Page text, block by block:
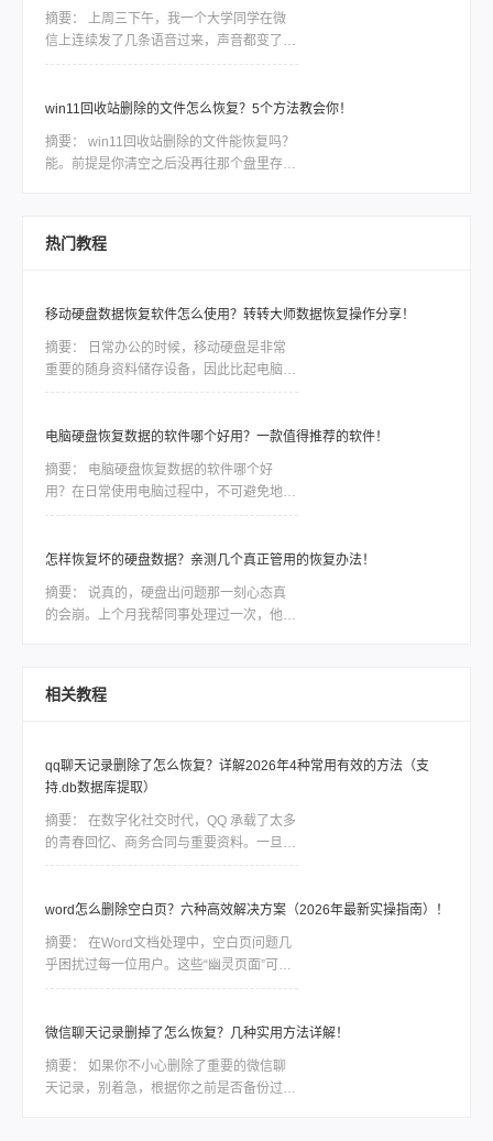
事阿杰电话里声音都有点抖——他老婆在文
件管理器里整理旅行照片，手一滑把整个文
摘要：
信上连续发了几条语音过来，声音都变了，
她说“完了完了，我把部门半年的项目资料
我当时问她第一句话就是：“你后来又往那
及。我说那先别慌，有救。后来她按着我给
的方法把文件找回来了，整个过程大概一个
win11回收站删除的文件怎么恢复？5个方法教会你！
摘要：
能。前提是你清空之后没再往那个盘里存过
据覆盖，就能找回来。每往这个盘多写一次
热门教程
移动硬盘数据恢复软件怎么使用？转转大师数据恢复操作分享！
摘要：
重要的随身资料储存设备，因此比起电脑本
地的硬盘，移动硬盘更加容易出现数据丢
备份，那么造成的损失将是难以估量的，因
常大，今天我们就针对转转数据恢复大师数
据恢复这款软件，讲讲如何利用工具恢复丢
电脑硬盘恢复数据的软件哪个好用？一款值得推荐的软件！
摘要：
用？在日常使用电脑过程中，不可避免地会
遇到电脑硬盘数据丢失或损坏的情况。无论
们都面临着一种紧迫感，需要尽快找到一款
而，市面上各种各样的电脑硬盘恢复软件让
人眼花缭乱，我们应该如何选择呢？本文将
怎样恢复坏的硬盘数据？亲测几个真正管用的恢复办法！
摘要：
的会崩。上个月我帮同事处理过一次，他那
据？后来折腾了大半天才把东西捞回来大部
付费的顺序，把我试过靠谱的几个方法都告
诉你，重点解决怎样恢复坏的硬盘数据这个
问题。
相关教程
qq聊天记录删除了怎么恢复？详解2026年4种常用有效的方法（支
持.db数据库提取）
摘要：
的青春回忆、商务合同与重要资料。一旦误
删聊天记录，由于 QQ 数据的加密特性，恢
等同于永久抹除。在数据底层，删除指令通
数据尚未覆盖该区域，通过合理的方法依然
有很大几率找回。
word怎么删除空白页？六种高效解决方案（2026年最新实操指南）！
摘要：
乎困扰过每一位用户。这些“幽灵页面”可能
由分页符残留、段落格式异常、表格溢出或
白页呢？本文结合最新Office版本特性，整
冗余页面。
微信聊天记录删掉了怎么恢复？几种实用方法详解！
摘要：
天记录，别着急，根据你之前是否备份过、